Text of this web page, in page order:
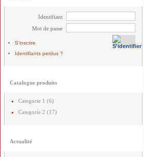
Identifiant
Mot de passe
S'inscrire
Identifiants perdus ?
Catalogue produits
Categorie 1 (6)
Categorie 2 (17)
Actualité